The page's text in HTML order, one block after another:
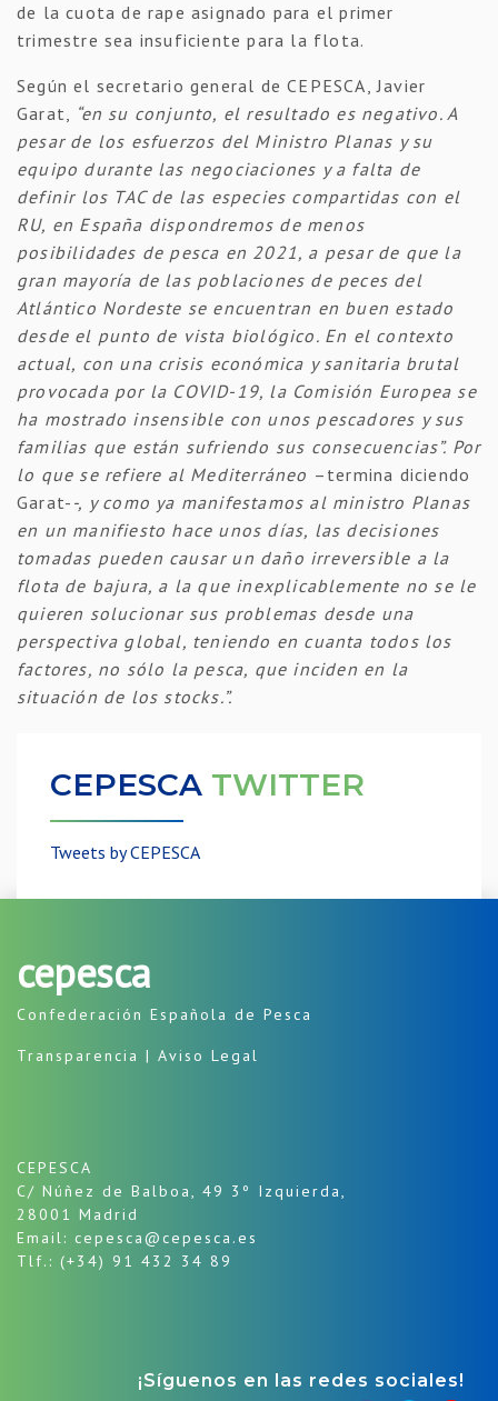
de la cuota de rape asignado para el primer
trimestre sea insuficiente para la flota.
Según el secretario general de CEPESCA, Javier
Garat, “en su conjunto, el resultado es negativo. A
pesar de los esfuerzos del Ministro Planas y su
equipo durante las negociaciones y a falta de
definir los TAC de las especies compartidas con el
RU, en España dispondremos de menos
posibilidades de pesca en 2021, a pesar de que la
gran mayoría de las poblaciones de peces del
Atlántico Nordeste se encuentran en buen estado
desde el punto de vista biológico. En el contexto
actual, con una crisis económica y sanitaria brutal
provocada por la COVID-19, la Comisión Europea se
ha mostrado insensible con unos pescadores y sus
familias que están sufriendo sus consecuencias”. Por
lo que se refiere al Mediterráneo –termina diciendo
Garat- -, y como ya manifestamos al ministro Planas
en un manifiesto hace unos días, las decisiones
tomadas pueden causar un daño irreversible a la
flota de bajura, a la que inexplicablemente no se le
quieren solucionar sus problemas desde una
perspectiva global, teniendo en cuanta todos los
factores, no sólo la pesca, que inciden en la
situación de los stocks.”.
CEPESCA TWITTER
Tweets by CEPESCA
cepesca
Confederación Española de Pesca
Transparencia | Aviso Legal
CEPESCA
C/ Núñez de Balboa, 49 3º Izquierda,
28001 Madrid
Email: cepesca@cepesca.es
Tlf.: (+34) 91 432 34 89
¡Síguenos en las redes sociales!